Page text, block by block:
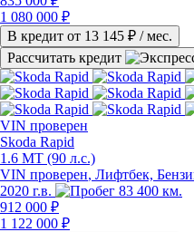
1 080 000 ₽
В кредит от 13 145 ₽ / мес.
Рассчитать кредит
VIN проверен
Skoda Rapid
1.6 MT (90 л.с.)
VIN проверен, Лифтбек,
2020 г.в.
83 400 км.
912 000 ₽
1 122 000 ₽